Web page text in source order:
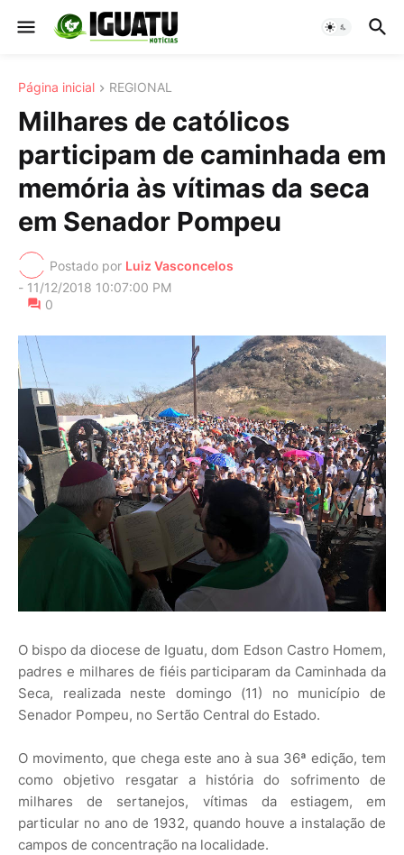
Página inicial REGIONAL
Milhares de católicos
participam de caminhada em
memória às vítimas da seca
em Senador Pompeu
Postado por Luiz Vasconcelos
- 11/12/2018 10:07:00 PM
0
O bispo da diocese de Iguatu, dom Edson Castro Homem,
padres e milhares de fiéis participaram da Caminhada da
Seca, realizada neste domingo (11) no município de
Senador Pompeu, no Sertão Central do Estado.
O movimento, que chega este ano à sua 36ª edição, tem
como objetivo resgatar a história do sofrimento de
milhares de sertanejos, vítimas da estiagem, em
particular no ano de 1932, quando houve a instalação de
campos de concentração na localidade.